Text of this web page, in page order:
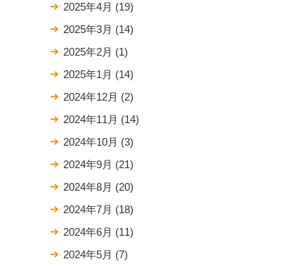
2025年4月 (19)
2025年3月 (14)
2025年2月 (1)
2025年1月 (14)
2024年12月 (2)
2024年11月 (14)
2024年10月 (3)
2024年9月 (21)
2024年8月 (20)
2024年7月 (18)
2024年6月 (11)
2024年5月 (7)